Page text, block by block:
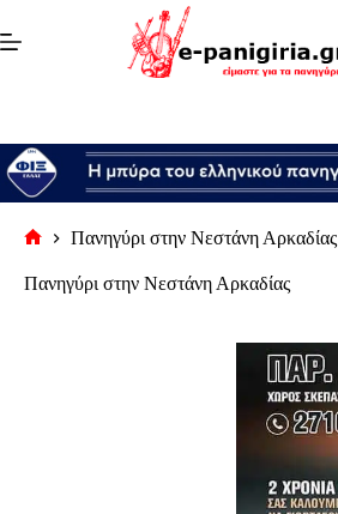
στο
περιεχόμενο
σελίδα
Πανηγύρι στην Νεστάνη Αρκαδίας
Πανηγύρι στην Νεστάνη Αρκαδίας